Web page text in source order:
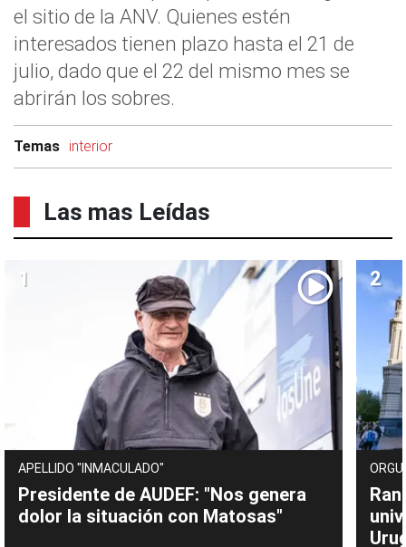
el sitio de la ANV. Quienes estén
interesados tienen plazo hasta el 21 de
julio, dado que el 22 del mismo mes se
abrirán los sobres.
Temas interior
Las mas Leídas
APELLIDO "INMACULADO"
Presidente de AUDEF: "Nos genera
dolor la situación con Matosas"